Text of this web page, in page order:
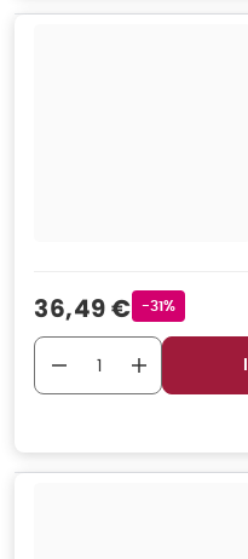
Verkaufspreis
36,49 € Rabattstempel
-31%